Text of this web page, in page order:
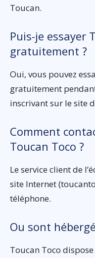
Toucan.
Puis-je essayer
gratuitement ?
Oui, vous pouvez
gratuitement
inscrivant sur le site
Comment
Toucan Toco ?
Le service client de
site Internet
téléphone.
Ou sont
Toucan Toco